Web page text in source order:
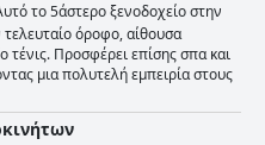
το 5άστερο ξενοδοχείο στην
τελευταίο όροφο, αίθουσα
τένις. Προσφέρει επίσης σπα και
μια πολυτελή εμπειρία στους